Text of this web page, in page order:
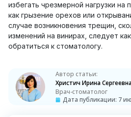
избегать чрезмерной нагрузки на
как грызение орехов или
случае возникновения трещин,
изменений на винирах, следует
обратиться к стоматологу.
Автор статьи:
Христич Ирина
Врач-стоматолог
Дата публикации: 7